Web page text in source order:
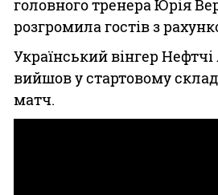
головного тренера Юрія
розгромила гостів з
Український вінгер
вийшов у стартовому
матч.